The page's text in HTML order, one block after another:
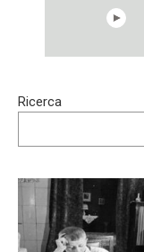
Trying
Ricerca